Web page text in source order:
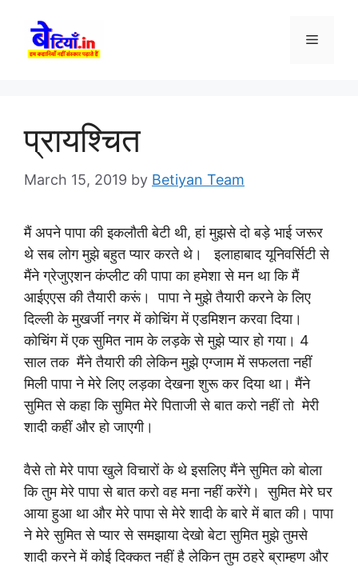
content
Menu
प्रायश्चित
March 15, 2019 by Betiyan Team
मैं अपने पापा की इकलौती बेटी थी, हां मुझसे दो बड़े भाई जरूर
थे सब लोग मुझे बहुत प्यार करते थे। इलाहाबाद यूनिवर्सिटी से
मैंने ग्रेजुएशन कंप्लीट की पापा का हमेशा से मन था कि मैं
आईएएस की तैयारी करूं। पापा ने मुझे तैयारी करने के लिए
दिल्ली के मुखर्जी नगर में कोचिंग में एडमिशन करवा दिया।
कोचिंग में एक सुमित नाम के लड़के से मुझे प्यार हो गया। 4
साल तक मैंने तैयारी की लेकिन मुझे एग्जाम में सफलता नहीं
मिली पापा ने मेरे लिए लड़का देखना शुरू कर दिया था। मैंने
सुमित से कहा कि सुमित मेरे पिताजी से बात करो नहीं तो मेरी
शादी कहीं और हो जाएगी।
वैसे तो मेरे पापा खुले विचारों के थे इसलिए मैंने सुमित को बोला
कि तुम मेरे पापा से बात करो वह मना नहीं करेंगे। सुमित मेरे घर
आया हुआ था और मेरे पापा से मेरे शादी के बारे में बात की। पापा
ने मेरे सुमित से प्यार से समझाया देखो बेटा सुमित मुझे तुमसे
शादी करने में कोई दिक्कत नहीं है लेकिन तुम ठहरे ब्राम्हण और